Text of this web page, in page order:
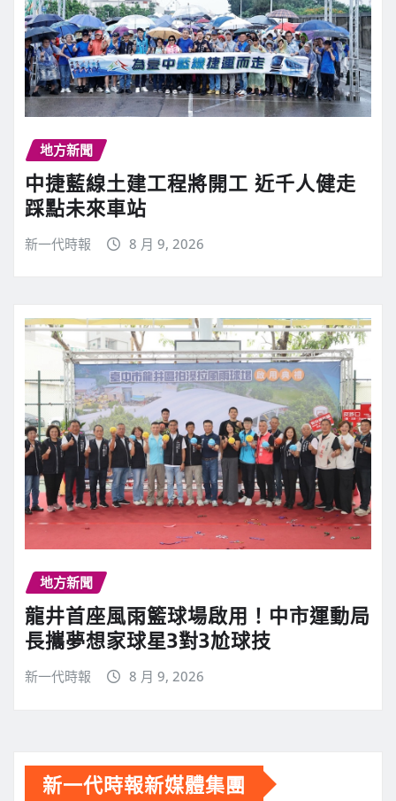
地方新聞
中捷藍線土建工程將開工 近千人健走
踩點未來車站
新一代時報 8 月 9, 2026
地方新聞
龍井首座風雨籃球場啟用！中市運動局
長攜夢想家球星3對3尬球技
新一代時報 8 月 9, 2026
新一代時報新媒體集團